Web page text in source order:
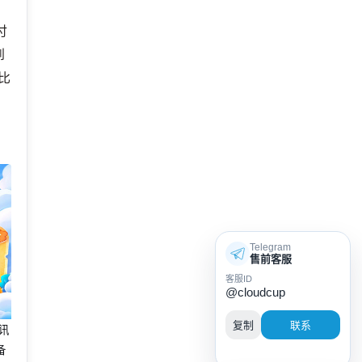
Telegram
售前客服
客服ID
@cloudcup
复制 联系